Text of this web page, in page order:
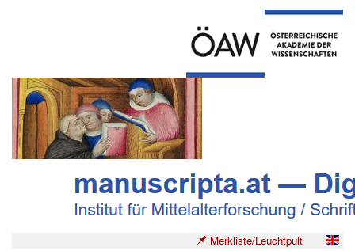
Merkliste/Leuchtpult